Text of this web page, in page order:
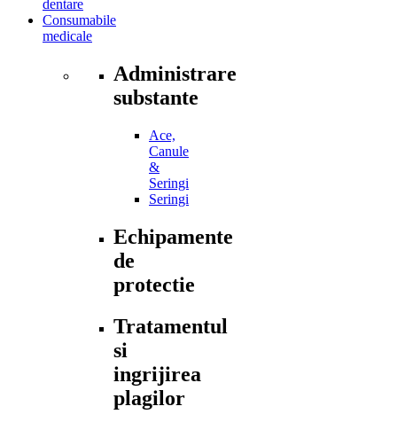
dentare
Consumabile
medicale
Administrare
substante
Ace,
Canule
&
Seringi
Seringi
Echipamente
de
protectie
Tratamentul
si
ingrijirea
plagilor